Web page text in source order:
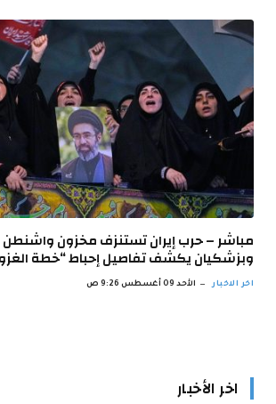
مباشر – حرب إيران تستنزف مخزون
وبزشكيان يكشف تفاصيل إحباط “خطة الغزو
اخر الاخبار الأحد 09 أغسطس 9:26 ص
اخر الأخبار